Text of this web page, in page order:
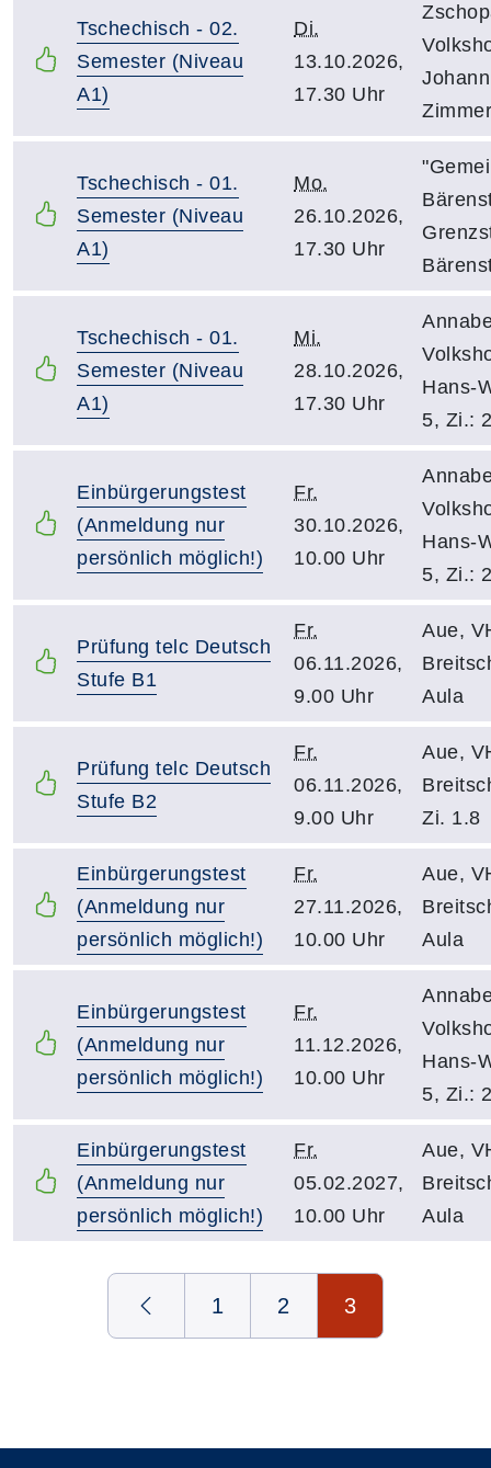
Tschechisch - 02.
Semester (Niveau
A1)
Di.
13.10.2026,
17.30 Uhr
Tschechisch - 01.
Semester (Niveau
A1)
Mo.
26.10.2026,
17.30 Uhr
Tschechisch - 01.
Semester (Niveau
A1)
Mi.
28.10.2026,
17.30 Uhr
Hans-
5, Zi.:
Einbürgerungstest
(Anmeldung nur
persönlich möglich!)
Fr.
30.10.2026,
10.00 Uhr
Hans-
5, Zi.:
Prüfung telc Deutsch
Stufe B1
Fr.
06.11.2026,
9.00 Uhr
Aue,
Aula
Prüfung telc Deutsch
Stufe B2
Fr.
06.11.2026,
9.00 Uhr
Aue,
Zi. 1.8
Einbürgerungstest
(Anmeldung nur
persönlich möglich!)
Fr.
27.11.2026,
10.00 Uhr
Aue,
Aula
Einbürgerungstest
(Anmeldung nur
persönlich möglich!)
Fr.
11.12.2026,
10.00 Uhr
Hans-
5, Zi.:
Einbürgerungstest
(Anmeldung nur
persönlich möglich!)
Fr.
05.02.2027,
10.00 Uhr
Aue,
Aula
1 2 3